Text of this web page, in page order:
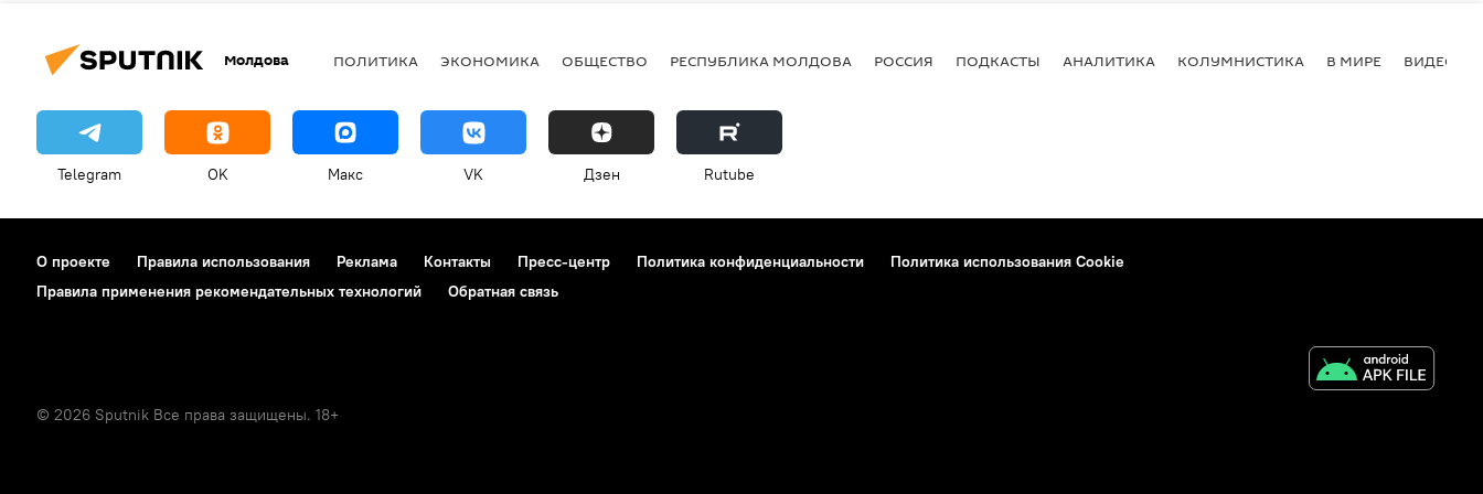
Молдова ПОЛИТИКА ЭКОНОМИКА ОБЩЕСТВО РЕСПУБЛИКА МОЛДОВА РОССИЯ ПОДКАСТЫ АНАЛИТИКА КОЛУМНИСТИКА В МИРЕ ВИДЕО
Telegram OK Макс VK Дзен Rutube
О проекте Правила использования Реклама Контакты Пресс-центр Политика конфиденциальности
Политика использования Cookie
Правила применения рекомендательных технологий
Обратная связь
© 2026 Sputnik Все права защищены. 18+